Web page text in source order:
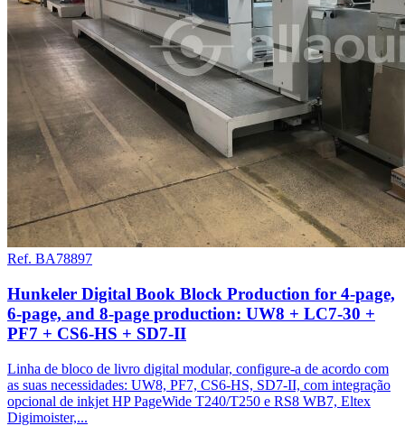
Ref. BA78897
Hunkeler Digital Book Block Production for 4-page,
6-page, and 8-page production: UW8 + LC7-30 +
PF7 + CS6-HS + SD7-II
Linha de bloco de livro digital modular, configure-a de acordo com
as suas necessidades: UW8, PF7, CS6-HS, SD7-II, com integração
opcional de inkjet HP PageWide T240/T250 e RS8 WB7, Eltex
Digimoister,...